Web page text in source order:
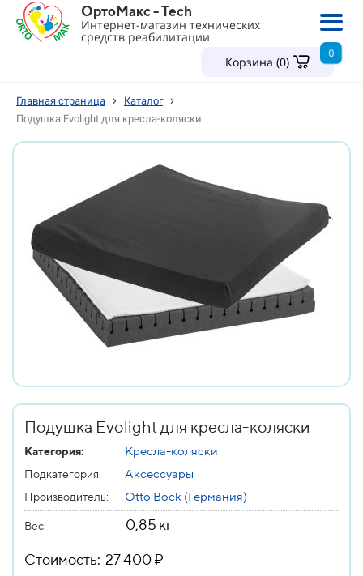
ОртоМакс - Tech
Интернет-магазин технических
средств реабилитации
Корзина (0)
0
Главная страница › Каталог ›
Подушка Evolight для кресла-коляски
Подушка Evolight для кресла-коляски
Категория: Кресла-коляски
Подкатегория: Аксессуары
Производитель: Otto Bock (Германия)
Вес: 0,85 кг
Стоимость: 27 400 ₽